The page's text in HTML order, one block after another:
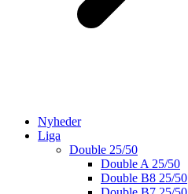
Nyheder
Liga
Double 25/50
Double A 25/50
Double B8 25/50